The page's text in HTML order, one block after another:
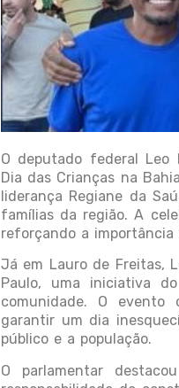
O deputado federal Leo
Dia das Crianças na
liderança Regiane da
famílias da região. A
reforçando a
Já em Lauro de Freitas,
Paulo, uma iniciativa
comunidade. O evento
garantir um dia
público e a população.
O parlamentar